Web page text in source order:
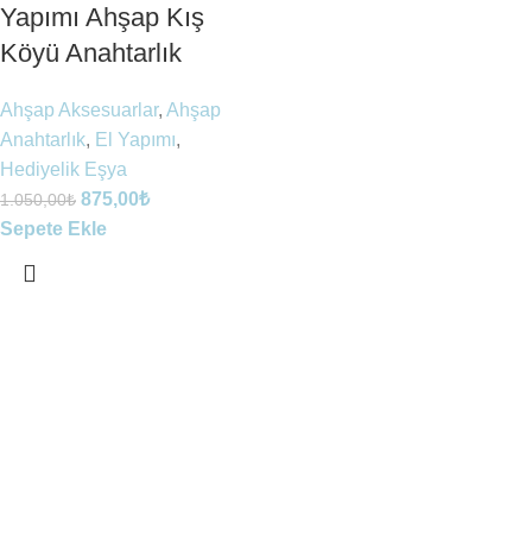
Yapımı Ahşap Kış
Köyü Anahtarlık
Ahşap Aksesuarlar, Ahşap
Anahtarlık, El Yapımı,
Hediyelik Eşya
1.050,00₺ 875,00₺
Sepete Ekle